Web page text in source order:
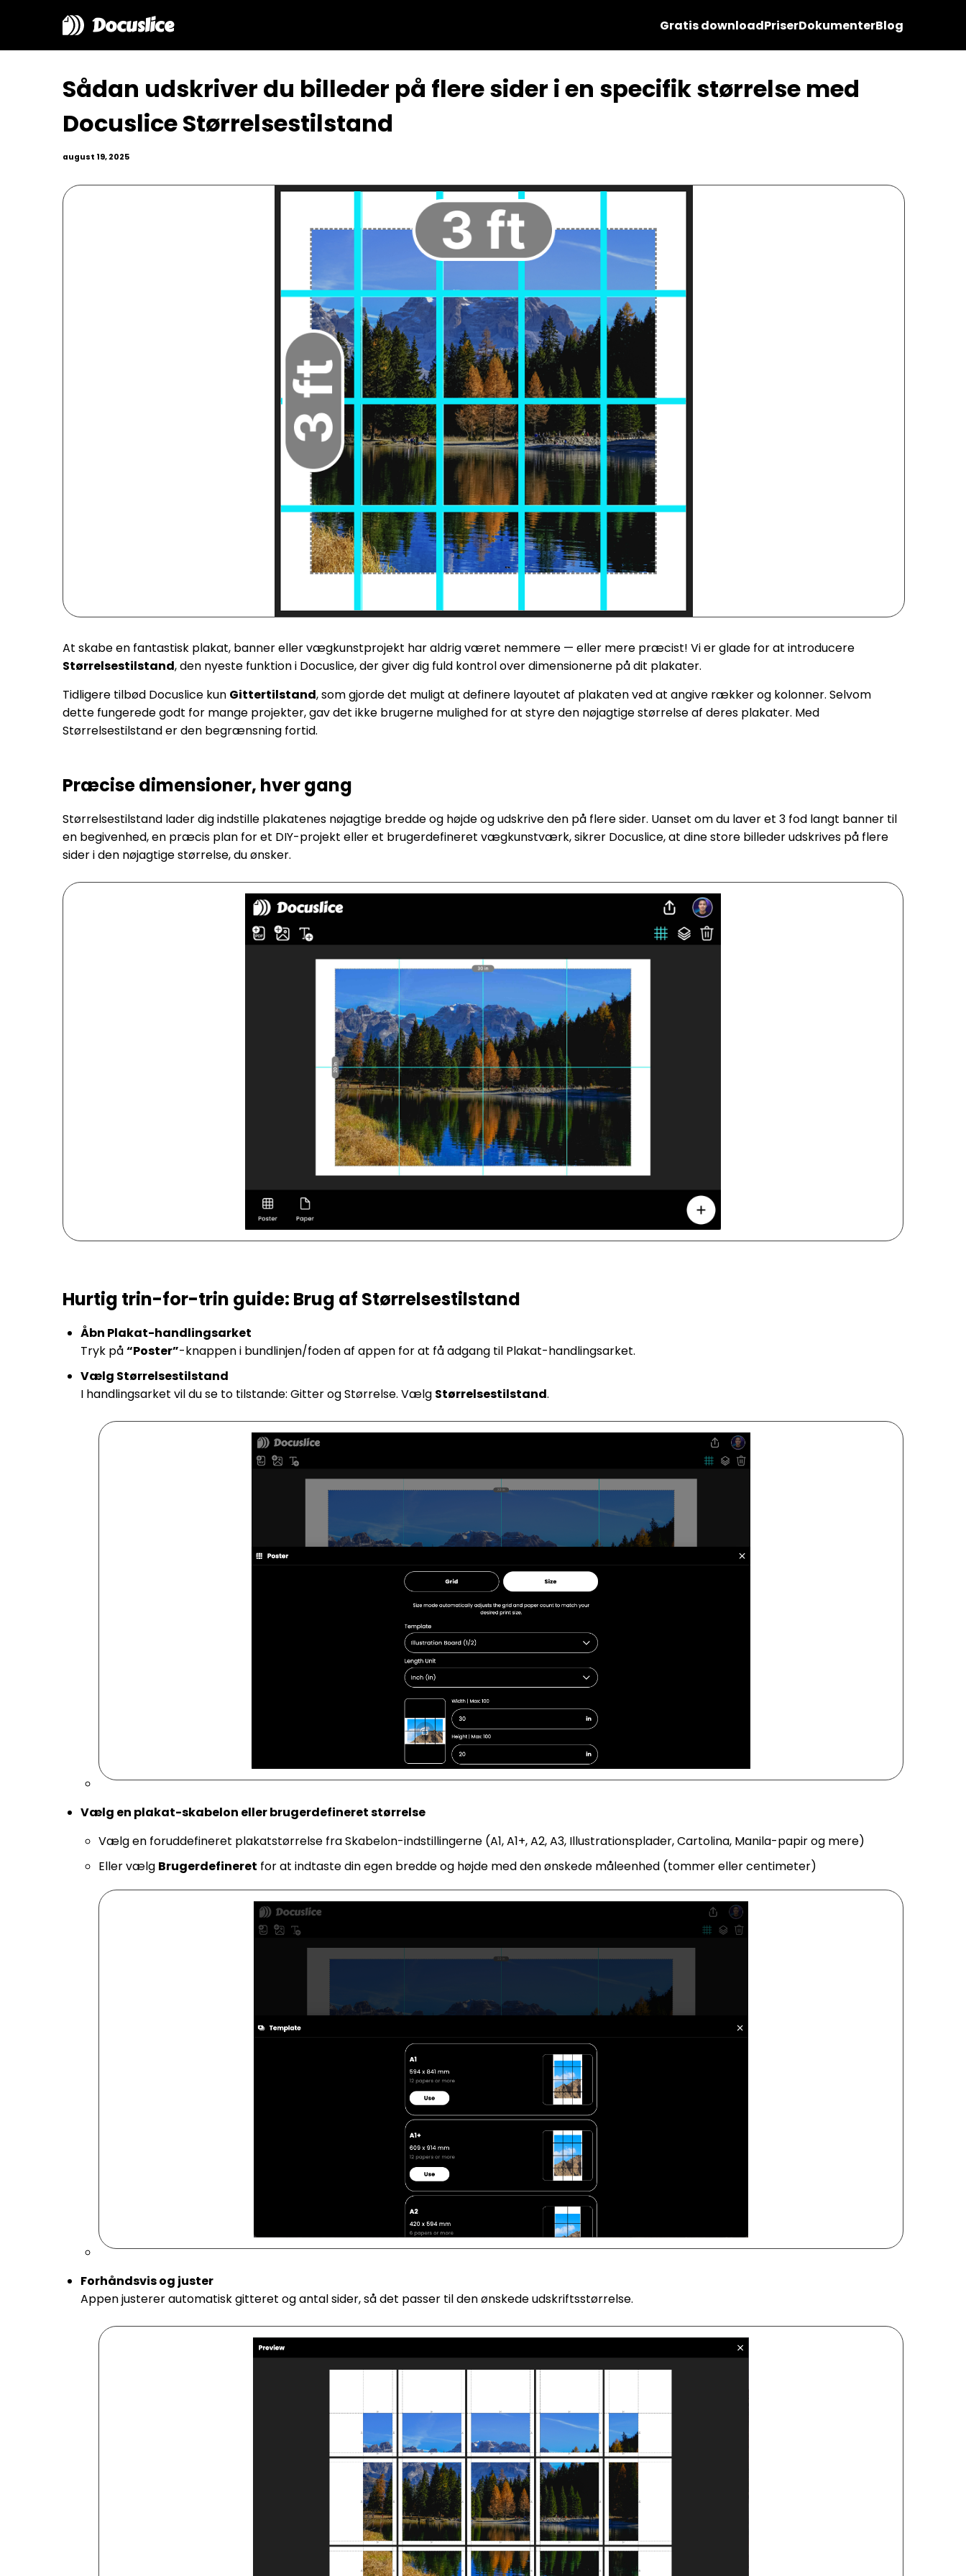
Docuslice Gratis downloadPriserDokumenterBlog
Sådan udskriver du billeder på flere sider i en specifik størrelse med
Docuslice Størrelsestilstand
august 19, 2025
At skabe en fantastisk plakat, banner eller vægkunstprojekt har aldrig været nemmere — eller mere præcist! Vi er glade for at introducere
Størrelsestilstand, den nyeste funktion i Docuslice, der giver dig fuld kontrol over dimensionerne på dit plakater.
Tidligere tilbød Docuslice kun Gittertilstand, som gjorde det muligt at definere layoutet af plakaten ved at angive rækker og kolonner. Selvom
dette fungerede godt for mange projekter, gav det ikke brugerne mulighed for at styre den nøjagtige størrelse af deres plakater. Med
Størrelsestilstand er den begrænsning fortid.
Præcise dimensioner, hver gang
Størrelsestilstand lader dig indstille plakatenes nøjagtige bredde og højde og udskrive den på flere sider. Uanset om du laver et 3 fod langt banner til
en begivenhed, en præcis plan for et DIY-projekt eller et brugerdefineret vægkunstværk, sikrer Docuslice, at dine store billeder udskrives på flere
sider i den nøjagtige størrelse, du ønsker.
Hurtig trin-for-trin guide: Brug af Størrelsestilstand
Åbn Plakat-handlingsarket
Tryk på“Poster”-knappen i bundlinjen/foden af appen for at få adgang til Plakat-handlingsarket.
Vælg Størrelsestilstand
I handlingsarket vil du se to tilstande: Gitter og Størrelse. Vælg Størrelsestilstand.
Vælg en plakat-skabelon eller brugerdefineret størrelse
Vælg en foruddefineret plakatstørrelse fra Skabelon-indstillingerne (A1, A1+, A2, A3, Illustrationsplader, Cartolina, Manila-papir og mere)
Eller vælg Brugerdefineret for at indtaste din egen bredde og højde med den ønskede måleenhed (tommer eller centimeter)
Forhåndsvis og juster
Appen justerer automatisk gitteret og antal sider, så det passer til den ønskede udskriftsstørrelse.